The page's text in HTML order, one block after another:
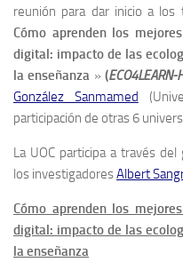
reunión para dar inicio a los
Cómo aprenden los
digital: impacto de las
la enseñanza » (ECO4LEARN-
González Sanmamed
participación de otras 6
La UOC participa a través
los investigadoresAlbert
Cómo aprenden los
digital: impacto de las
la enseñanza